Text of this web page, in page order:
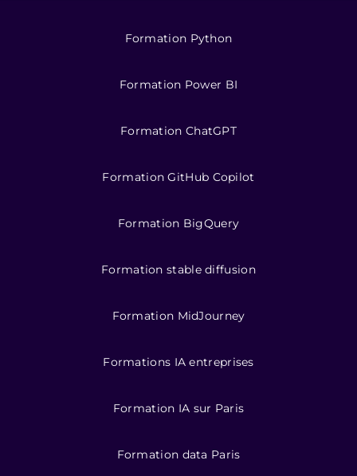
Formation Python
Formation Power BI
Formation ChatGPT
Formation GitHub Copilot
Formation BigQuery
Formation stable diffusion
Formation MidJourney
Formations IA entreprises
Formation IA sur Paris
Formation data Paris